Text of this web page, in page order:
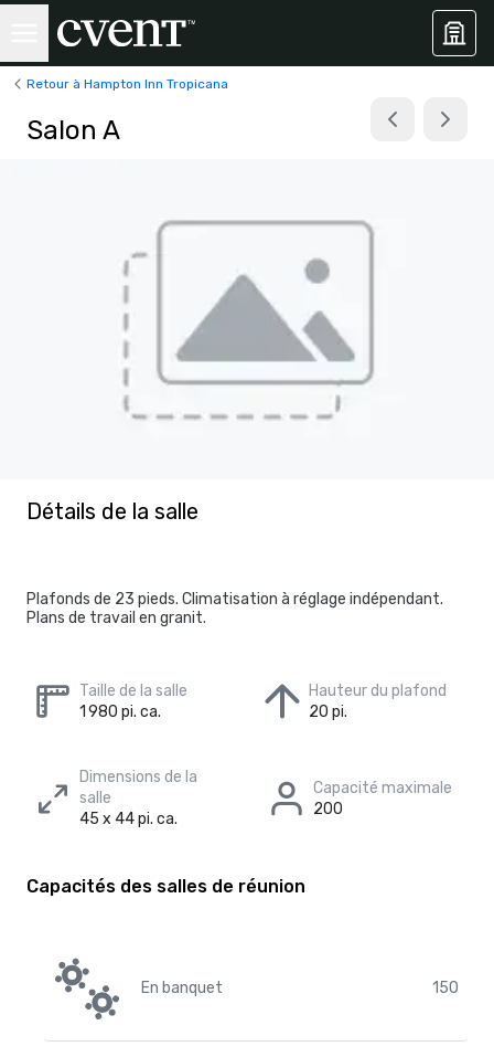
Retour à Hampton Inn Tropicana
Salon A
Détails de la salle
Plafonds de 23 pieds. Climatisation à réglage indépendant.
Plans de travail en granit.
Taille de la salle
1 980 pi. ca.
Hauteur du plafond
20 pi.
Dimensions de la
salle
45 x 44 pi. ca.
Capacité maximale
200
Capacités des salles de réunion
En banquet 150